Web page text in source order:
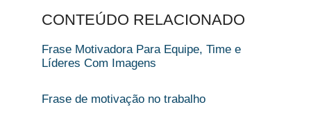
CONTEÚDO RELACIONADO
Frase Motivadora Para Equipe​, Time e
Líderes Com Imagens
Frase de motivação no trabalho​